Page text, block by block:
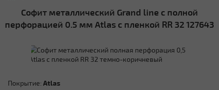
Софит металлический Grand line с полной
перфорацией 0.5 мм Atlas с пленкой RR 32 127643
Покрытие: Atlas